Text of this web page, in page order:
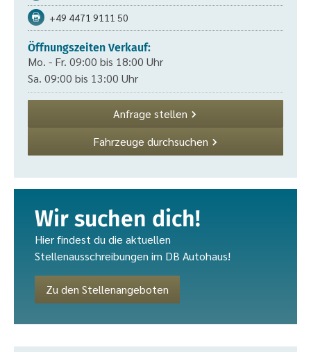
+49 4471 9111 50
Öffnungszeiten Verkauf:
Mo. - Fr. 09:00 bis 18:00 Uhr
Sa. 09:00 bis 13:00 Uhr
Anfrage stellen
Fahrzeuge durchsuchen
Wir suchen dich!
Hier findest du die aktuellen
Stellenausschreibungen im DB Autohaus!
Zu den Stellenangeboten